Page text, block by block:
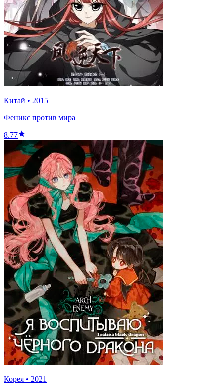
Китай • 2015
Феникс против мира
8.77
Корея • 2021